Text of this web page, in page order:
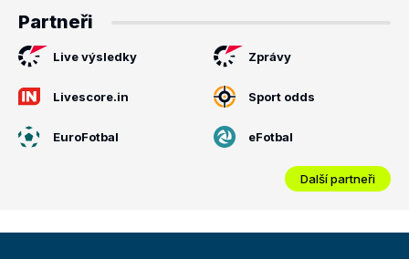
Partneři
Live výsledky Zprávy
Livescore.in Sport odds
EuroFotbal eFotbal
Další partneři